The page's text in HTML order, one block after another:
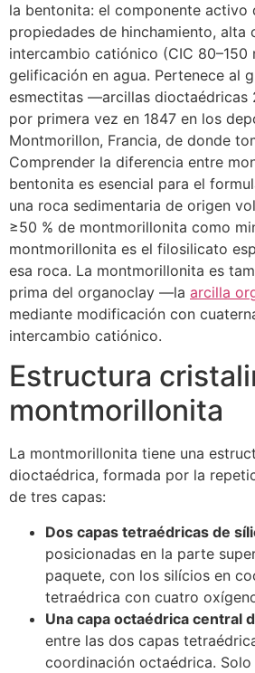
la bentonita: el componente activo
propiedades de hinchamiento, alta
intercambio catiónico (CIC 80–150
gelificación en agua. Pertenece al
esmectitas —arcillas dioctaédricas
por primera vez en 1847 en los
Montmorillon, Francia, de donde
Comprender la diferencia entre
bentonita es esencial para el
una roca sedimentaria de origen
≥50 % de montmorillonita como
montmorillonita es el filosilicato
esa roca. La montmorillonita es
prima del organoclay —la arcilla
mediante modificación con
intercambio catiónico.
Estructura
montmorillonita
La montmorillonita tiene una
dioctaédrica, formada por la
de tres capas:
Dos capas tetraédricas de
posicionadas en la parte
paquete, con los silícios en
tetraédrica con cuatro
Una capa octaédrica central
entre las dos capas
coordinación octaédrica.